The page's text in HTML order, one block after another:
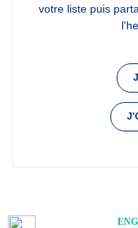
votre liste puis